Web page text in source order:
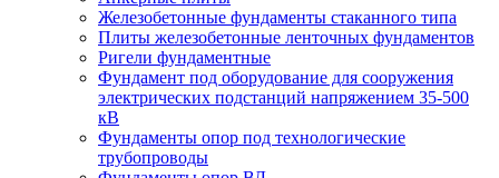
Железобетонные фундаменты стаканного типа
Плиты железобетонные ленточных фундаментов
Ригели фундаментные
Фундамент под оборудование для сооружения
электрических подстанций напряжением 35-500
кВ
Фундаменты опор под технологические
трубопроводы